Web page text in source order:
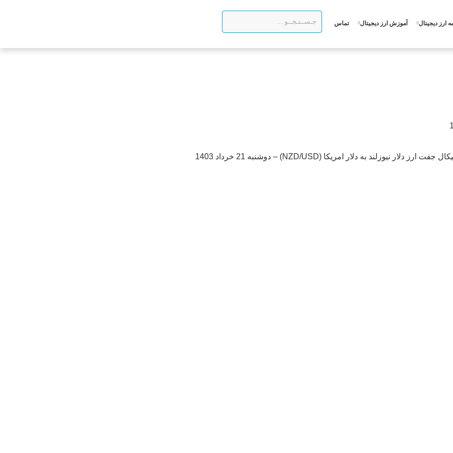
ارز دیجیتال آموزش ارز دیجیتال تماس